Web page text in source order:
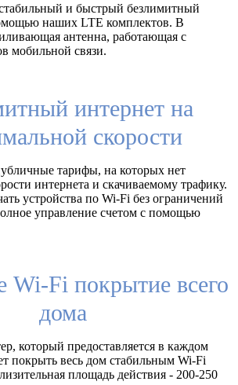
и быстрый безлимитный
наших LTE комплектов. В
антенна, работающая с
мобильной связи.
интернет на
скорости
тарифы, на которых нет
интернета и скачиваемому трафику.
устройства по Wi-Fi без ограничений
управление счетом с помощью
Wi-Fi покрытие всего
дома
который предоставляется в каждом
покрыть весь дом стабильным Wi-Fi
площадь действия - 200-250